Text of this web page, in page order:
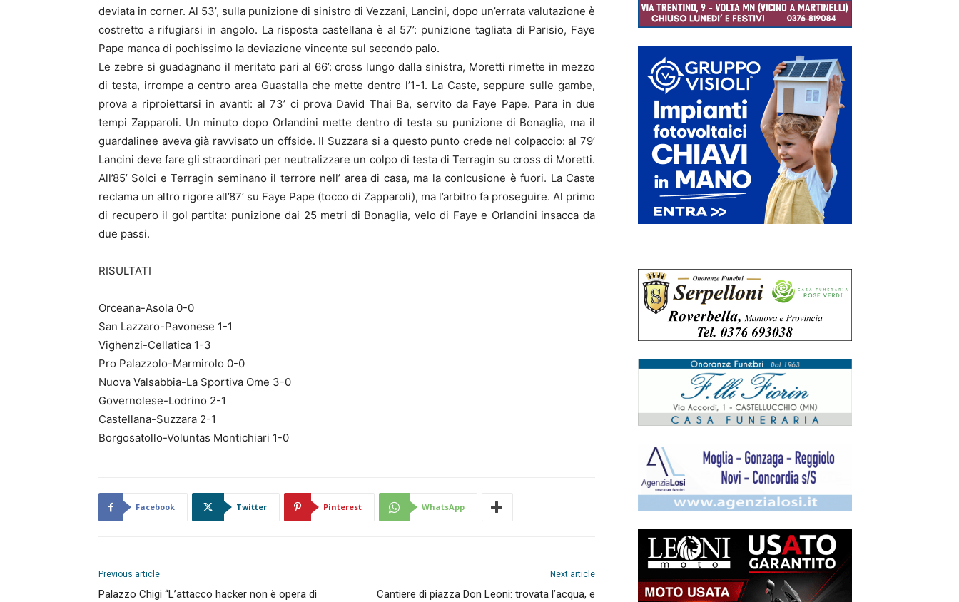
deviata in corner. Al 53’, sulla punizione di sinistro di Vezzani, Lancini, dopo un’errata valutazione è
costretto a rifugiarsi in angolo. La risposta castellana è al 57’: punizione tagliata di Parisio, Faye
Pape manca di pochissimo la deviazione vincente sul secondo palo.
Le zebre si guadagnano il meritato pari al 66’: cross lungo dalla sinistra, Moretti rimette in mezzo
di testa, irrompe a centro area Guastalla che mette dentro l’1-1. La Caste, seppure sulle gambe,
prova a riproiettarsi in avanti: al 73’ ci prova David Thai Ba, servito da Faye Pape. Para in due
tempi Zapparoli. Un minuto dopo Orlandini mette dentro di testa su punizione di Bonaglia, ma il
guardalinee aveva già ravvisato un offside. Il Suzzara si a questo punto crede nel colpaccio: al 79’
Lancini deve fare gli straordinari per neutralizzare un colpo di testa di Terragin su cross di Moretti.
All’85’ Solci e Terragin seminano il terrore nell’ area di casa, ma la conlcusione è fuori. La Caste
reclama un altro rigore all’87’ su Faye Pape (tocco di Zapparoli), ma l’arbitro fa proseguire. Al primo
di recupero il gol partita: punizione dai 25 metri di Bonaglia, velo di Faye e Orlandini insacca da
due passi.
RISULTATI
Orceana-Asola 0-0
San Lazzaro-Pavonese 1-1
Vighenzi-Cellatica 1-3
Pro Palazzolo-Marmirolo 0-0
Nuova Valsabbia-La Sportiva Ome 3-0
Governolese-Lodrino 2-1
Castellana-Suzzara 2-1
Borgosatollo-Voluntas Montichiari 1-0
Facebook Twitter Pinterest WhatsApp
Previous article
Palazzo Chigi “L’attacco hacker non è opera di
Next article
Cantiere di piazza Don Leoni: trovata l’acqua, e